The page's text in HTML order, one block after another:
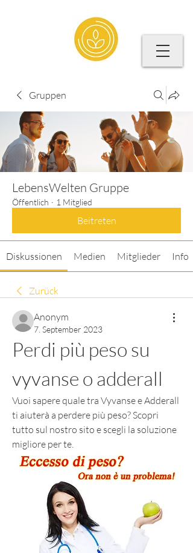
Gruppen
LebensWelten Gruppe
Öffentlich · 1 Mitglied
Beitreten
Diskussionen Medien Mitglieder Info
Zurück
Anonym
7. September 2023
Perdi più peso su
vyvanse o adderall
Vuoi sapere quale tra Vyvanse e Adderall
ti aiuterà a perdere più peso? Scopri
tutto sul nostro sito e scegli la soluzione
migliore per te.